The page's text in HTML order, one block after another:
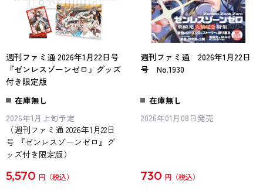
週刊ファミ通 2026年1月22日号
『ゼンレスゾーンゼロ』グッズ
付き限定版
在庫無し
2026年1月上旬予定
（週刊ファミ通 2026年1月22日
号 『ゼンレスゾーンゼロ』グ
ッズ付き限定版）
5,570 円
週刊ファミ通 2026年1月22日
号 No.1930
在庫無し
2026年01月08日発売
730 円